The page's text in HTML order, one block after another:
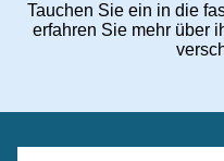
Tauchen Sie ein in die
erfahren Sie mehr über